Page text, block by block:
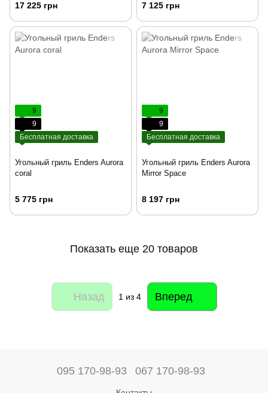
17 225 грн 7 125 грн
9
9
Бесплатная доставка
Угольный гриль Enders Aurora
coral
5 775 грн
9
9
Бесплатная доставка
Угольный гриль Enders Aurora
Mirror Space
8 197 грн
Показать еще 20 товаров
Назад 1 из 4 Вперед
095 170-98-93 067 170-98-93